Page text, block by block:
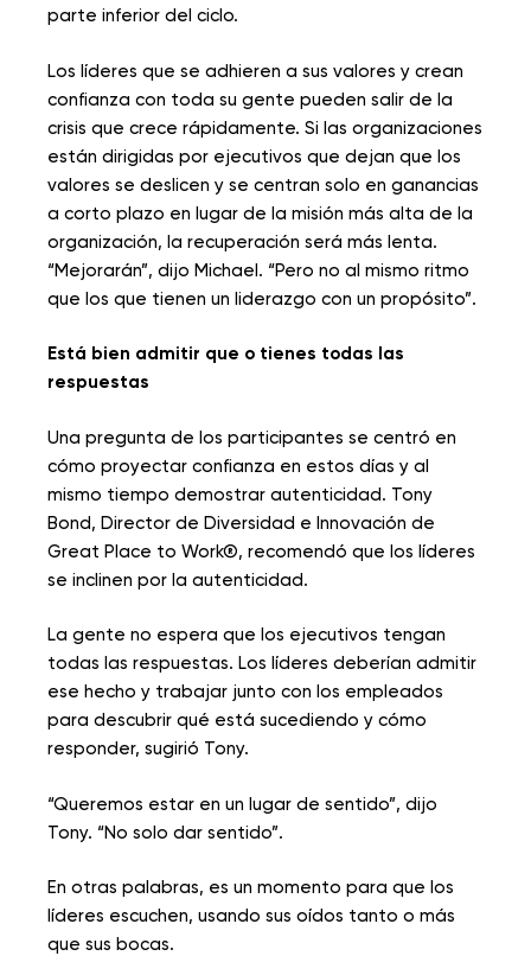
parte inferior del ciclo.
Los líderes que se adhieren a sus valores y crean
confianza con toda su gente pueden salir de la
crisis que crece rápidamente. Si las organizaciones
están dirigidas por ejecutivos que dejan que los
valores se deslicen y se centran solo en ganancias
a corto plazo en lugar de la misión más alta de la
organización, la recuperación será más lenta.
“Mejorarán”, dijo Michael. “Pero no al mismo ritmo
que los que tienen un liderazgo con un propósito”.
Está bien admitir que o tienes todas las
respuestas
Una pregunta de los participantes se centró en
cómo proyectar confianza en estos días y al
mismo tiempo demostrar autenticidad. Tony
Bond, Director de Diversidad e Innovación de
Great Place to Work®, recomendó que los líderes
se inclinen por la autenticidad.
La gente no espera que los ejecutivos tengan
todas las respuestas. Los líderes deberían admitir
ese hecho y trabajar junto con los empleados
para descubrir qué está sucediendo y cómo
responder, sugirió Tony.
“Queremos estar en un lugar de sentido”, dijo
Tony. “No solo dar sentido”.
En otras palabras, es un momento para que los
líderes escuchen, usando sus oídos tanto o más
que sus bocas.